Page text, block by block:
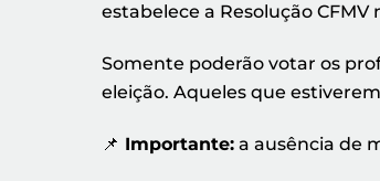
estabelece a Resolução CFMV
Somente poderão votar os
eleição. Aqueles que
📌 Importante: a ausência de